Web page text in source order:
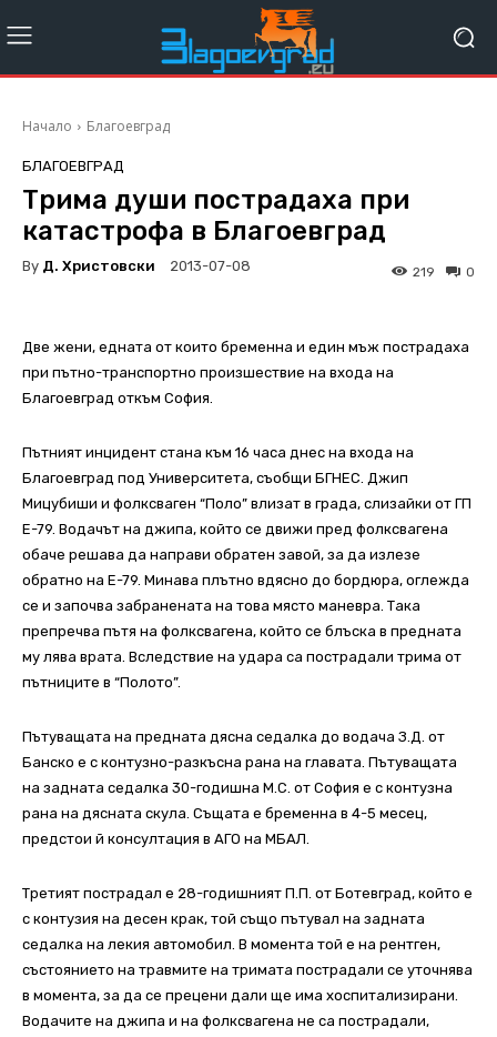
Начало Благоевград
БЛАГОЕВГРАД
Трима души пострадаха при
катастрофа в Благоевград
By Д. Христовски 2013-07-08 0
219
Две жени, едната от които бременна и един мъж пострадаха
при пътно-транспортно произшествие на входа на
Благоевград откъм София.
Пътният инцидент стана към 16 часа днес на входа на
Благоевград под Университета, съобщи БГНЕС. Джип
Мицубиши и фолксваген “Поло” влизат в града, слизайки от ГП
Е-79. Водачът на джипа, който се движи пред фолксвагена
обаче решава да направи обратен завой, за да излезе
обратно на Е-79. Минава плътно вдясно до бордюра, оглежда
се и започва забранената на това място маневра. Така
препречва пътя на фолксвагена, който се блъска в предната
му лява врата. Вследствие на удара са пострадали трима от
пътниците в “Полото”.
Пътуващата на предната дясна седалка до водача З.Д. от
Банско е с контузно-разкъсна рана на главата. Пътуващата
на задната седалка 30-годишна М.С. от София е с контузна
рана на дясната скула. Същата е бременна в 4-5 месец,
предстои й консултация в АГО на МБАЛ.
Третият пострадал е 28-годишният П.П. от Ботевград, който е
с контузия на десен крак, той също пътувал на задната
седалка на лекия автомобил. В момента той е на рентген,
състоянието на травмите на тримата пострадали се уточнява
в момента, за да се прецени дали ще има хоспитализирани.
Водачите на джипа и на фолксвагена не са пострадали,